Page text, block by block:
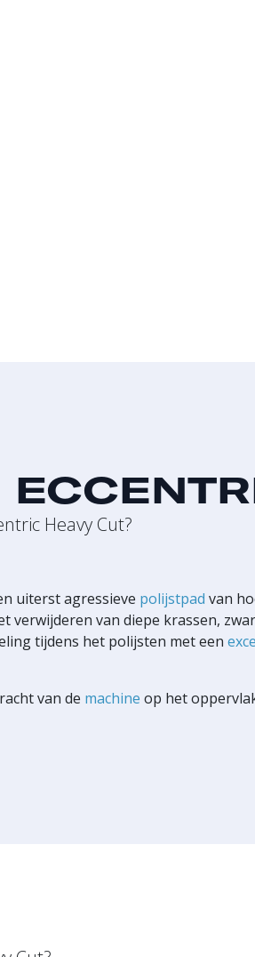
Heavy Cut?
uiterst agressieve polijstpad van
verwijderen van diepe krassen,
tijdens het polijsten met een
van de machine op het